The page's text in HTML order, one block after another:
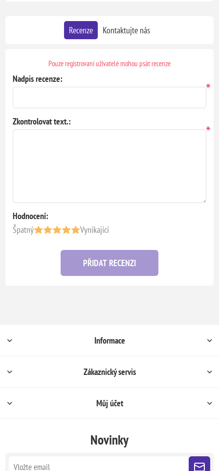
Recenze Kontaktujte nás
Pouze registrovaní uživatelé mohou psát recenze
Nadpis recenze:
*
Zkontrolovat text.:
*
Hodnocení:
Špatný
Vynikající
PŘIDAT RECENZI
Informace
Zákaznický servis
Můj účet
Novinky